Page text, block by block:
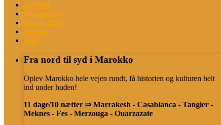
Overblik
Dagsprogram
Pris og tillæg
Hoteller
Kort
Fra nord til syd i Marokko
Oplev Marokko hele vejen rundt, få historien og kulturen helt
ind under huden!
11 dage/10 nætter ⇒ Marrakesh - Casablanca - Tangier -
Meknes - Fes - Merzouga - Ouarzazate